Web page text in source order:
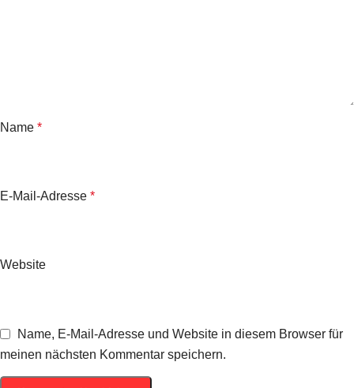
Name *
E-Mail-Adresse *
Website
Name, E-Mail-Adresse und Website in diesem Browser für
meinen nächsten Kommentar speichern.